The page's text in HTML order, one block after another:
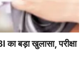
बड़ा खुलासा, परीक्षा